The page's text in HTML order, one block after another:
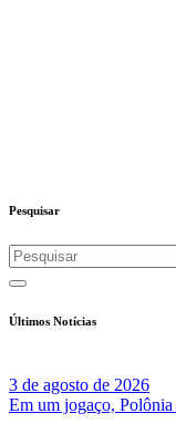
Pesquisar
Últimos Notícias
3 de agosto de 2026
Em um jogaço,